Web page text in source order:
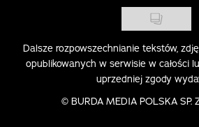
Dalsze rozpowszechnianie tekstów,
opublikowanych w serwisie w całości
uprzedniej zgody
© BURDA MEDIA POLSKA SP.